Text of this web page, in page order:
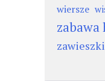
wiersze
zabawa
zawieszki